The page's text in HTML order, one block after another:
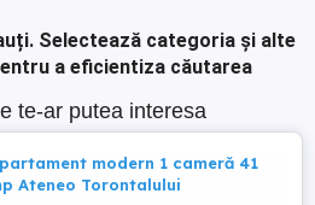
Selectează categoria și alte
a eficientiza căutarea
te-ar putea interesa
modern 1 cameră 41
Ateneo Torontalului